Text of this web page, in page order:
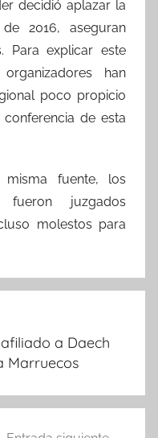
decidió aplazar la
2016, aseguran
Para explicar este
han
poco propicio
de esta
fuente, los
juzgados
molestos para
a Daech
Marruecos